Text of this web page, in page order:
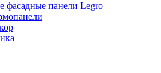
фасадные панели Legro